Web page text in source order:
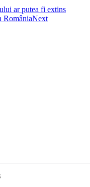
ar putea fi extins
RomâniaNext